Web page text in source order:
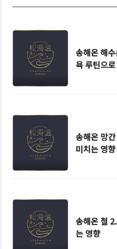
송해온 해
욕 루틴으
송해온 망
미치는 영향
송해온 철
는 영향